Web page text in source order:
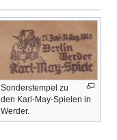
Sonderstempel zu
den Karl-May-Spielen in
Werder.